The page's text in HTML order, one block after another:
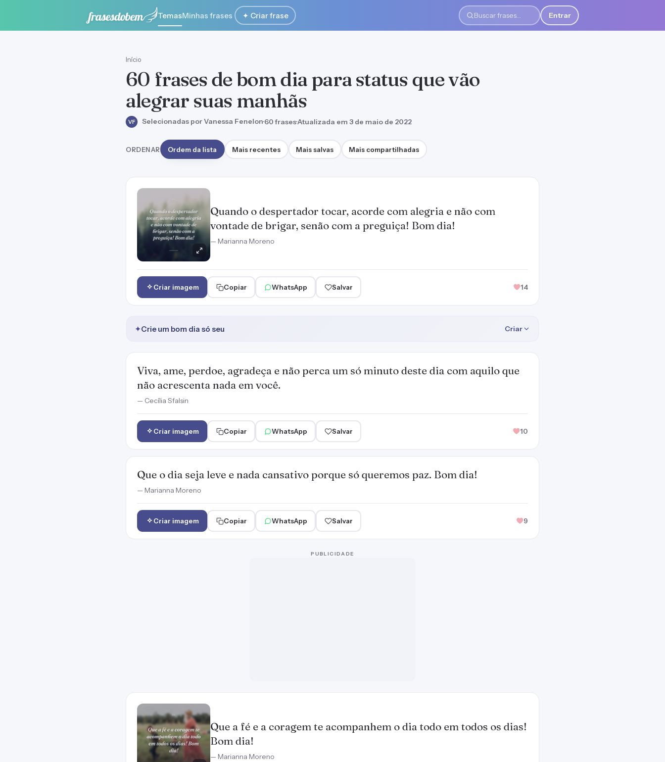
TemasMinhas frases ✦ Criar frase
Buscar frases
Entrar
Início
60 frases de bom dia para status que vão
alegrar suas manhãs
VF Selecionadas por Vanessa Fenelon·60 frases·Atualizada em 3 de maio de 2022
ORDENAR Ordem da lista Mais recentes Mais salvas Mais compartilhadas
Quando o despertador tocar, acorde com alegria e não com
vontade de brigar, senão com a preguiça! Bom dia!
— Marianna Moreno
Criar imagem Copiar WhatsApp Salvar 14
✦Crie um bom dia só seu Criar
Viva, ame, perdoe, agradeça e não perca um só minuto deste dia com aquilo que
não acrescenta nada em você.
— Cecília Sfalsin
Criar imagem Copiar WhatsApp Salvar 10
Que o dia seja leve e nada cansativo porque só queremos paz. Bom dia!
— Marianna Moreno
Criar imagem Copiar WhatsApp Salvar 9
PUBLICIDADE
Que a fé e a coragem te acompanhem o dia todo em todos os dias!
Bom dia!
— Marianna Moreno